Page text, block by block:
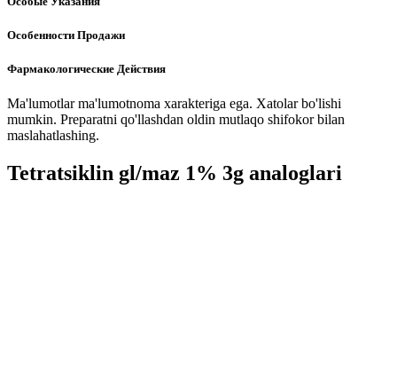
Особенности Продажи
Фармакологические Действия
Ma'lumotlar ma'lumotnoma xarakteriga ega. Xatolar bo'lishi
mumkin. Preparatni qo'llashdan oldin mutlaqo shifokor bilan
maslahatlashing.
Tetratsiklin gl/maz 1% 3g analoglari